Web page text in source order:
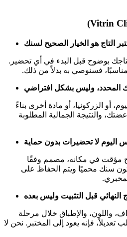
التاج هو الخيار الصحيح لسنك
بوضوح قبل البدء في أي تحضير.
مناسبًا، فسنوصي به بدلاً من ذلك.
المحدد، وليس بشكل افتراضي
أو الزركونيا، أو مادة أخرى بناءً
والنتيجة الجمالية المطلوبة
لا تحضيرات بدون حماية
مؤقت في مكانه، مصمم وفقًا
سنك محميًا ويتم الحفاظ على
النهائي قبل التثبيت وليس بعده
واللون، والإطباق خلال مرحلة
تعديلاً، فإنه يعود إلى المختبر. نحن لا